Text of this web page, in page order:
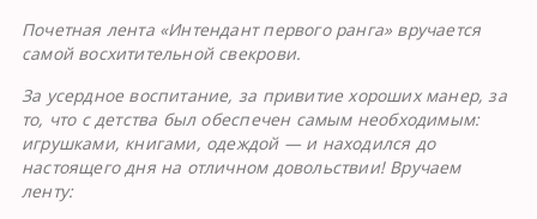
Почетная лента «Интендант первого ранга» вручается
самой восхитительной свекрови.
За усердное воспитание, за привитие хороших манер, за
то, что с детства был обеспечен самым необходимым:
игрушками, книгами, одеждой — и находился до
настоящего дня на отличном довольствии! Вручаем
ленту: